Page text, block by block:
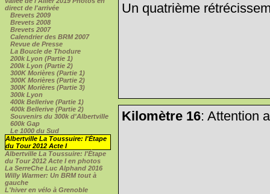
direct de l'arrivée
Brevets 2009
Brevets 2008
Brevets 2007
Calendrier des BRM 2007
Revue de Presse
La Boucle de Thodure
200k Lyon (Partie 1)
200k Lyon (Partie 2)
300K Morières (Partie 1)
300K Morières (Partie 2)
300K Morières (Partie 3)
300k Lyon
400k Bellerive (Partie 1)
400k Bellerive (Partie 2)
Souvenirs du 300k d'Albertville
600k Gap
Le 1000 du Sud
Albertville La Toussuire: l'Étape
du Tour 2012 Acte I
Albertville La Toussuire: l'Étape
du Tour 2012 Acte I en photos
La SerreChe Luc Alphand 2016
Willy Warmer: Un BRM tout à
gauche
L'hiver en vélo à Grenoble
Un quatrième
Kilomètre 16: Attention